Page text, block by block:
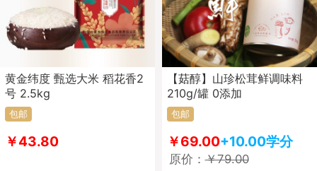
黄金纬度 甄选大米 稻花香2
号 2.5kg
包邮
￥43.80
【菇醇】山珍松茸鲜调味料
210g/罐 0添加
包邮
￥69.00+10.00学分
原价：￥79.00